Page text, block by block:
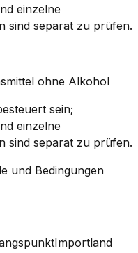
einzelne
sind separat zu prüfen.
ohne Alkohol
sein;
einzelne
sind separat zu prüfen.
und Bedingungen
Importland